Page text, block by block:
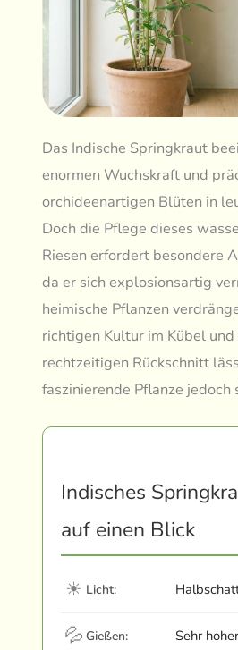
Das Indische Springkraut
enormen Wuchskraft und
orchideenartigen Blüten in
Doch die Pflege dieses
Riesen erfordert besondere
da er sich explosionsartig
heimische Pflanzen
richtigen Kultur im Kübel und
rechtzeitigen Rückschnitt
faszinierende Pflanze jedoch
Indisches
auf einen Blick
☀ Licht:
💦 Gießen: Sehr